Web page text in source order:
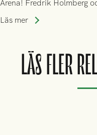
Arena! Fredrik Holmberg
trupp till matchen:
Läs mer
LÄS FLER